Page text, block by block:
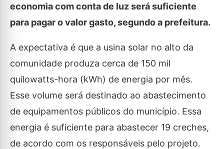
economia com conta de luz será suficiente
para pagar o valor gasto, segundo a prefeitura.
A expectativa é que a usina solar no alto da
comunidade produza cerca de 150 mil
quilowatts-hora (kWh) de energia por mês.
Esse volume será destinado ao abastecimento
de equipamentos públicos do município. Essa
energia é suficiente para abastecer 19 creches,
de acordo com os responsáveis pelo projeto.